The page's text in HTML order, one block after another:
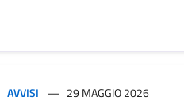
AVVISI 29 MAGGIO 2026